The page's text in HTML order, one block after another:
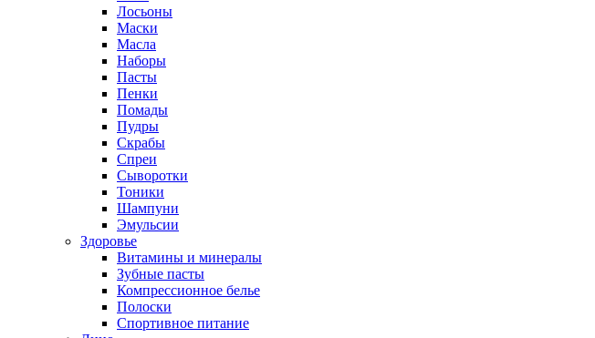
Лосьоны
Маски
Масла
Наборы
Пасты
Пенки
Помады
Пудры
Скрабы
Спреи
Сыворотки
Тоники
Шампуни
Эмульсии
Здоровье
Витамины и минералы
Зубные пасты
Компрессионное белье
Полоски
Спортивное питание